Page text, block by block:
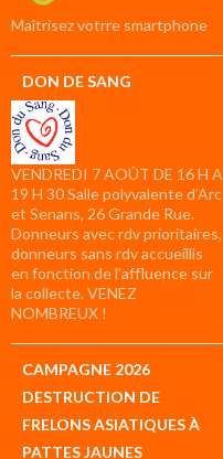
compte
Maîtrisez votrre smartphone
DON DE SANG
VENDREDI 7 AOÛT DE 16 H A
19 H 30 Salle polyvalente d’Arc
et Senans, 26 Grande Rue.
Donneurs avec rdv prioritaires,
donneurs sans rdv accueillis
en fonction de l’affluence sur
la collecte. VENEZ
NOMBREUX !
CAMPAGNE 2026
DESTRUCTION DE
FRELONS ASIATIQUES À
PATTES JAUNES